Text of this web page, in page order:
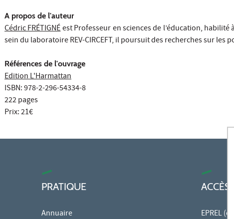
A propos de l'auteur
Cédric FRÉTIGNÉest Professeur en sciences de l’éducation, habilité
sein du laboratoire REV-CIRCEFT, il poursuit des recherches sur
Références de l'ouvrage
Edition L'Harmattan
ISBN: 978-2-296-54334-8
222 pages
Prix: 21€
PRATIQUE
Annuaire
ACCÈS
EPREL